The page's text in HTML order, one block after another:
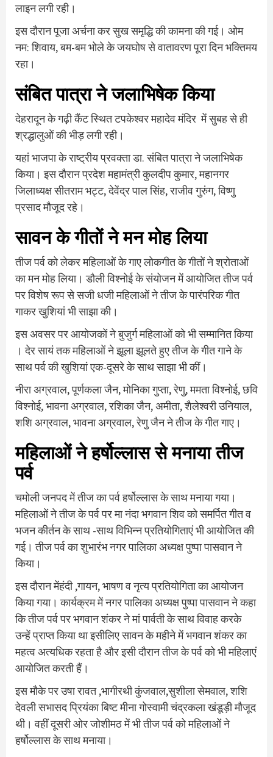
लाइन लगी रही।
इस दौरान पूजा अर्चना कर सुख समृद्धि की कामना की गई। ओम
नम: शिवाय, बम-बम भोले के जयघोष से वातावरण पूरा दिन भक्तिमय
रहा।
संबित पात्रा ने जलाभिषेक किया
देहरादून के गढ़ी कैंट स्थित टपकेश्वर महादेव मंदिर में सुबह से ही
श्रद्धालुओं की भीड़ लगी रही।
यहां भाजपा के राष्ट्रीय प्रवक्ता डा. संबित पात्रा ने जलाभिषेक
किया। इस दौरान प्रदेश महामंत्री कुलदीप कुमार, महानगर
जिलाध्यक्ष सीतराम भट्ट, देवेंद्र पाल सिंह, राजीव गुरुंग, विष्णु
प्रसाद मौजूद रहे।
सावन के गीतों ने मन मोह लिया
तीज पर्व को लेकर महिलाओं के गाए लोकगीत के गीतों ने श्रोताओं
का मन मोह लिया। डौली विश्नोई के संयोजन में आयोजित तीज पर्व
पर विशेष रूप से सजी धजी महिलाओं ने तीज के पारंपरिक गीत
गाकर खुशियां भी साझा की।
इस अवसर पर आयोजकों ने बुजुर्ग महिलाओं को भी सम्मानित किया
। देर सायं तक महिलाओं ने झूला झूलते हुए तीज के गीत गाने के
साथ पर्व की खुशियां एक-दूसरे के साथ साझा भी कीं।
नीरा अग्रवाल, पूर्णकला जैन, मोनिका गुप्ता, रेणु, ममता विश्नोई, छवि
विश्नोई, भावना अग्रवाल, रशिका जैन, अमीता, शैलेश्वरी उनियाल,
शशि अग्रवाल, भावना अग्रवाल, रेणु जैन ने तीज के गीत गाए।
महिलाओं ने हर्षोल्लास से मनाया तीज
पर्व
चमोली जनपद में तीज का पर्व हर्षोल्लास के साथ मनाया गया।
महिलाओं ने तीज के पर्व पर मा नंदा भगवान शिव को समर्पित गीत व
भजन कीर्तन के साथ -साथ विभिन्न प्रतियोगिताएं भी आयोजित की
गई। तीज पर्व का शुभारंभ नगर पालिका अध्यक्ष पुष्पा पासवान ने
किया।
इस दौरान मेंहंदी ,गायन, भाषण व नृत्य प्रतियोगिता का आयोजन
किया गया। कार्यक्रम में नगर पालिका अध्यक्ष पुष्पा पासवान ने कहा
कि तीज पर्व पर भगवान शंकर ने मां पार्वती के साथ विवाह करके
उन्हें प्राप्त किया था इसीलिए सावन के महीने में भगवान शंकर का
महत्व अत्यधिक रहता है और इसी दौरान तीज के पर्व को भी महिलाएं
आयोजित करती हैं।
इस मौके पर उषा रावत ,भागीरथी कुंजवाल,सुशीला सेमवाल, शशि
देवली सभासद प्रियंका बिष्ट मीना गोस्वामी चंद्रकला खंडूड़ी मौजूद
थी। वहीं दूसरी ओर जोशीमठ में भी तीज पर्व को महिलाओं ने
हर्षोल्लास के साथ मनाया।